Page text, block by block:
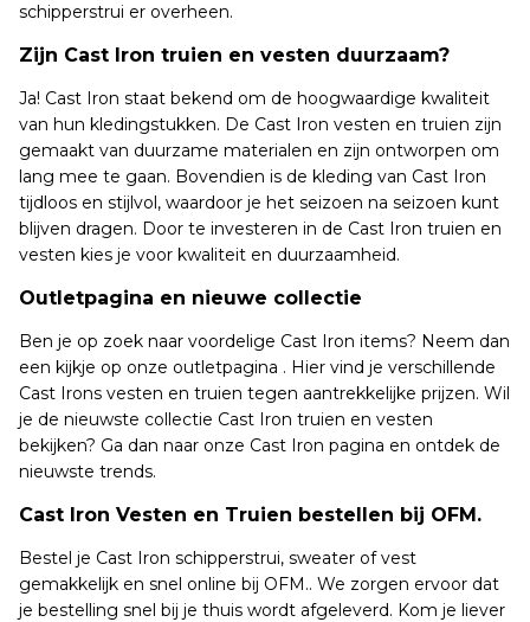
schipperstrui er overheen.
Zijn Cast Iron truien en vesten duurzaam?
Ja! Cast Iron staat bekend om de hoogwaardige kwaliteit
van hun kledingstukken. De Cast Iron vesten en truien zijn
gemaakt van duurzame materialen en zijn ontworpen om
lang mee te gaan. Bovendien is de kleding van Cast Iron
tijdloos en stijlvol, waardoor je het seizoen na seizoen kunt
blijven dragen. Door te investeren in de Cast Iron truien en
vesten kies je voor kwaliteit en duurzaamheid.
Outletpagina en nieuwe collectie
Ben je op zoek naar voordelige Cast Iron items? Neem dan
een kijkje op onze outletpagina . Hier vind je verschillende
Cast Irons vesten en truien tegen aantrekkelijke prijzen. Wil
je de nieuwste collectie Cast Iron truien en vesten
bekijken? Ga dan naar onze Cast Iron pagina en ontdek de
nieuwste trends.
Cast Iron Vesten en Truien bestellen bij OFM.
Bestel je Cast Iron schipperstrui, sweater of vest
gemakkelijk en snel online bij OFM.. We zorgen ervoor dat
je bestelling snel bij je thuis wordt afgeleverd. Kom je liever